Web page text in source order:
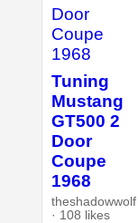
Tuning
Mustang
GT500 2
Door
Coupe
1968
theshadowwolf
· 108 likes